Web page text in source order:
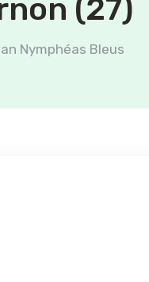
(27)
Nymphéas Bleus